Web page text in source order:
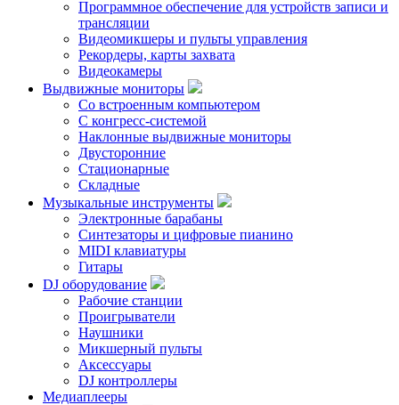
Программное обеспечение для устройств записи и
трансляции
Видеомикшеры и пульты управления
Рекордеры, карты захвата
Видеокамеры
Выдвижные мониторы
Со встроенным компьютером
С конгресс-системой
Наклонные выдвижные мониторы
Двусторонние
Стационарные
Складные
Музыкальные инструменты
Электронные барабаны
Синтезаторы и цифровые пианино
MIDI клавиатуры
Гитары
DJ оборудование
Рабочие станции
Проигрыватели
Наушники
Микшерный пульты
Аксессуары
DJ контроллеры
Медиаплееры